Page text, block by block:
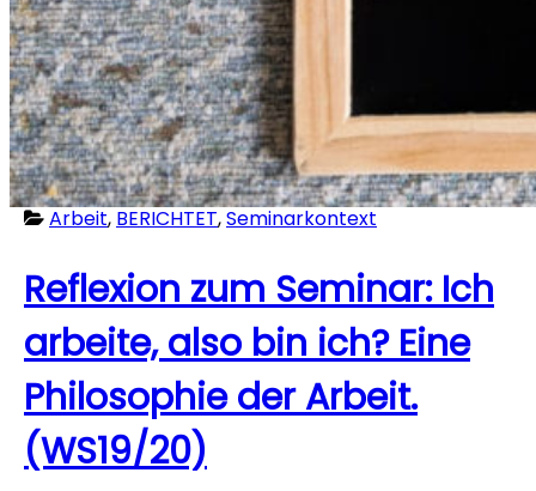
Arbeit, BERICHTET,Seminarkontext
Reflexion zum Seminar: Ich
arbeite, also bin ich? Eine
Philosophie der Arbeit.
(WS19/20)